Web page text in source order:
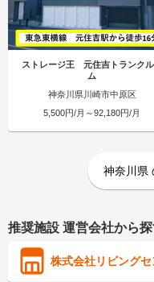
ストレージ王 元住吉トランク
ム
神奈川県川崎市中原区
5,500円/月～92,180円/月
神奈川県
推奨施設 運営会社から
株式会社リビング